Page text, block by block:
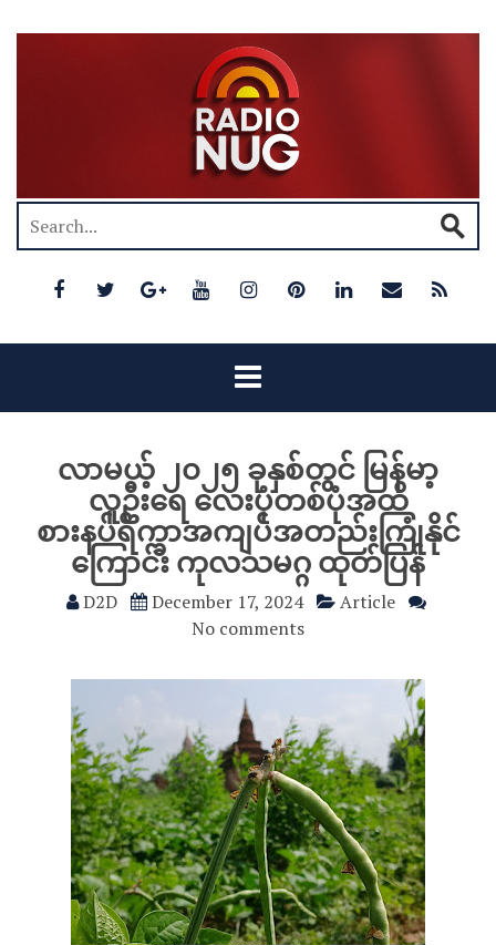
လာမယ့် ၂၀၂၅ ခုနှစ်တွင် မြန်မာ့
လူဦးရေ လေးပုံတစ်ပုံအထိ
စားနပ်ရိက္ခာအကျပ်အတည်းကြုံနိုင်
ကြောင်း ကုလသမဂ္ဂ ထုတ်ပြန်
D2D December 17, 2024
Article
No comments